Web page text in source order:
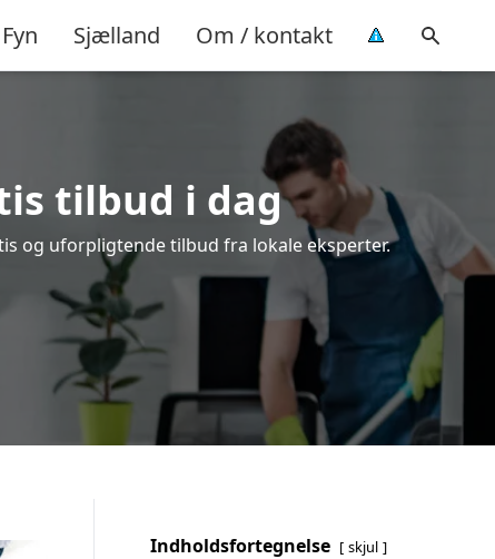
Fyn Sjælland Om / kontakt
tilbud i dag
og uforpligtende tilbud fra lokale eksperter.
Indholdsfortegnelse skjul